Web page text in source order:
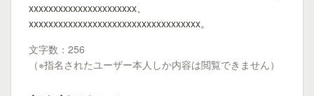
xxxxxxxxxxxxxxxxxxxxxx、
xxxxxxxxxxxxxxxxxxxxxxxxxxxxxxxxxxx。
文字数：256
（※指名されたユーザー本人しか内容は閲覧できません）